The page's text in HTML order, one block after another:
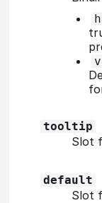
tooltip
Slot
default
Slot